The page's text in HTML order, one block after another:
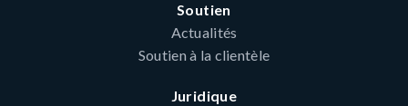
Soutien
Actualités
Soutien à la clientèle
Juridique